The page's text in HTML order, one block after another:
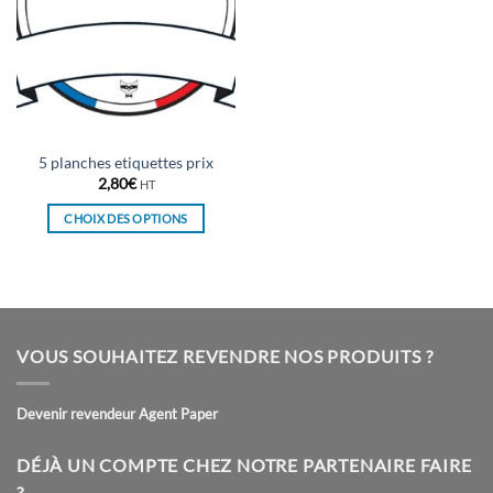
5 planches etiquettes prix
2,80€ HT
CHOIX DES OPTIONS
plusieurs
Les
peuvent
sur
VOUS SOUHAITEZ REVENDRE NOS PRODUITS ?
Devenir revendeur Agent Paper
DÉJÀ UN COMPTE CHEZ NOTRE PARTENAIRE FAIRE